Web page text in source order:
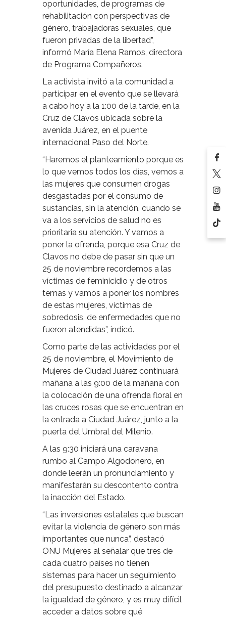
oportunidades, de programas de
rehabilitación con perspectivas de
género, trabajadoras sexuales, que
fueron privadas de la libertad”,
informó María Elena Ramos, directora
de Programa Compañeros.
La activista invitó a la comunidad a
participar en el evento que se llevará
a cabo hoy a la 1:00 de la tarde, en la
Cruz de Clavos ubicada sobre la
avenida Juárez, en el puente
internacional Paso del Norte.
“Haremos el planteamiento porque es
lo que vemos todos los días, vemos a
las mujeres que consumen drogas
desgastadas por el consumo de
sustancias, sin la atención, cuando se
va a los servicios de salud no es
prioritaria su atención. Y vamos a
poner la ofrenda, porque esa Cruz de
Clavos no debe de pasar sin que un
25 de noviembre recordemos a las
víctimas de feminicidio y de otros
temas y vamos a poner los nombres
de estas mujeres, víctimas de
sobredosis, de enfermedades que no
fueron atendidas”, indicó.
Como parte de las actividades por el
25 de noviembre, el Movimiento de
Mujeres de Ciudad Juárez continuará
mañana a las 9:00 de la mañana con
la colocación de una ofrenda floral en
las cruces rosas que se encuentran en
la entrada a Ciudad Juárez, junto a la
puerta del Umbral del Milenio.
A las 9:30 iniciará una caravana
rumbo al Campo Algodonero, en
donde leerán un pronunciamiento y
manifestarán su descontento contra
la inacción del Estado.
“Las inversiones estatales que buscan
evitar la violencia de género son más
importantes que nunca”, destacó
ONU Mujeres al señalar que tres de
cada cuatro países no tienen
sistemas para hacer un seguimiento
del presupuesto destinado a alcanzar
la igualdad de género, y es muy difícil
acceder a datos sobre qué